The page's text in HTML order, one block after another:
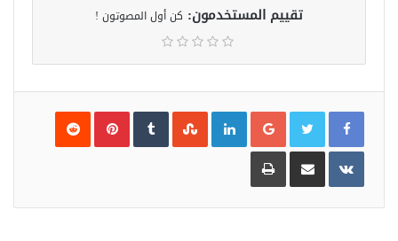
تقييم المستخدمون: كن أول المصوتون !
Google+
LinkedIn
Pinterest
مشاركة
البريد
طباعة